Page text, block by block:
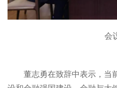
会
董志勇在致辞中表示，当